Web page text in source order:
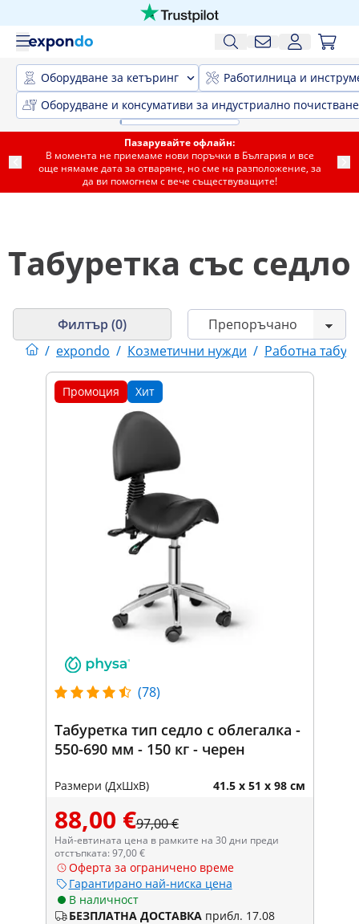
Оборудване за кетъринг
Работилница и
Оборудване и консумативи за индустриално почистване
Пазарувайте офлайн:
В момента не приемаме нови поръчки в България и все
още нямаме дата за отваряне, но сме на разположение, за
да ви помогнем с вече съществуващите!
Табуретка със седло
/ expondo / Козметични нужди / Работна
Филтър (0)
Промоция Хит
(78)
Табуретка тип седло с облегалка -
550-690 мм - 150 кг - черен
Размери (ДxШxВ) 41.5 x 51 x 98 см
88,00 €97,00 €
Най-евтината цена в рамките на 30 дни преди
отстъпката: 97,00 €
Оферта за ограничено време
Гарантирано най-ниска цена
В наличност
БЕЗПЛАТНА ДОСТАВКА прибл. 17.08